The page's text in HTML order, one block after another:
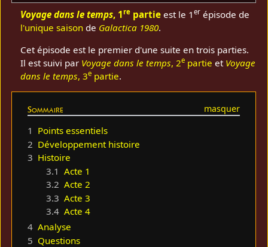
Voyage dans le temps, 1re partie est le 1er épisode de
l'unique saison de Galactica 1980.
Cet épisode est le premier d'une suite en trois parties.
Il est suivi par Voyage dans le temps, 2e partie et Voyage
dans le temps, 3e partie.
Sommaire
1 Points essentiels
2 Développement histoire
3 Histoire
3.1 Acte 1
3.2 Acte 2
3.3 Acte 3
3.4 Acte 4
4 Analyse
5 Questions